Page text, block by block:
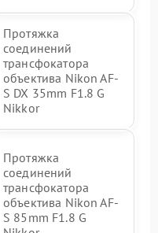
Протяжка
соединений
трансфокатора
объектива Nikon AF-
S DX 35mm F1.8 G
Nikkor
Протяжка
соединений
трансфокатора
объектива Nikon AF-
S 85mm F1.8 G